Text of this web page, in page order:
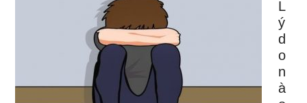
L
ý
d
o
n
à